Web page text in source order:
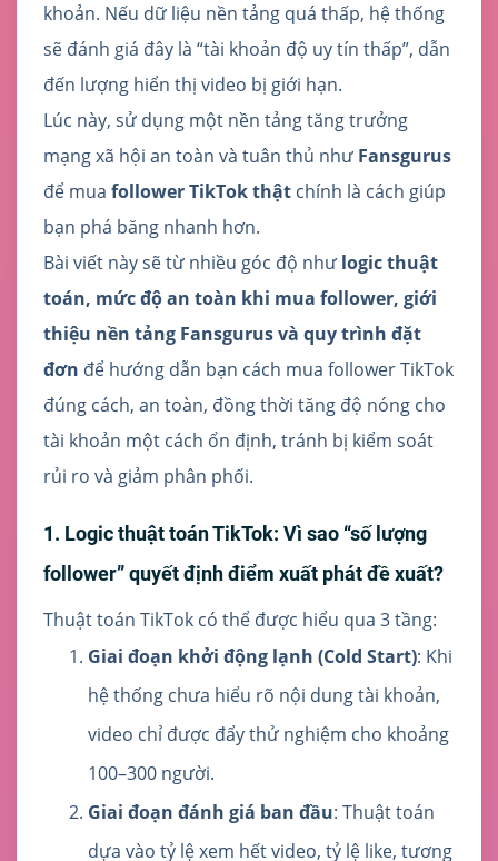
khoản. Nếu dữ liệu nền tảng quá thấp, hệ thống
sẽ đánh giá đây là “tài khoản độ uy tín thấp”, dẫn
đến lượng hiển thị video bị giới hạn.
Lúc này, sử dụng một nền tảng tăng trưởng
mạng xã hội an toàn và tuân thủ như Fansgurus
để mua follower TikTok thật chính là cách giúp
bạn phá băng nhanh hơn.
Bài viết này sẽ từ nhiều góc độ như logic thuật
toán, mức độ an toàn khi mua follower, giới
thiệu nền tảng Fansgurus và quy trình đặt
đơn để hướng dẫn bạn cách mua follower TikTok
đúng cách, an toàn, đồng thời tăng độ nóng cho
tài khoản một cách ổn định, tránh bị kiểm soát
rủi ro và giảm phân phối.
1. Logic thuật toán TikTok: Vì sao “số lượng
follower” quyết định điểm xuất phát đề xuất?
Thuật toán TikTok có thể được hiểu qua 3 tầng:
Giai đoạn khởi động lạnh (Cold Start): Khi
hệ thống chưa hiểu rõ nội dung tài khoản,
video chỉ được đẩy thử nghiệm cho khoảng
100–300 người.
Giai đoạn đánh giá ban đầu: Thuật toán
dựa vào tỷ lệ xem hết video, tỷ lệ like, tương